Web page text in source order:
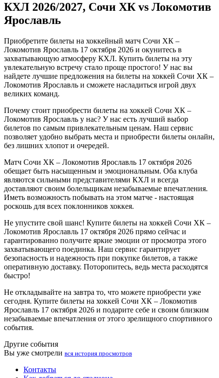
КХЛ 2026/2027, Сочи ХК vs Локомотив
Ярославль
Приобретите билеты на хоккейный матч Сочи ХК –
Локомотив Ярославль 17 октября 2026 и окунитесь в
захватывающую атмосферу КХЛ. Купить билеты на эту
увлекательную встречу стало проще простого! У нас вы
найдете лучшие предложения на билеты на хоккей Сочи ХК –
Локомотив Ярославль и сможете насладиться игрой двух
великих команд.
Почему стоит приобрести билеты на хоккей Сочи ХК –
Локомотив Ярославль у нас? У нас есть лучший выбор
билетов по самым привлекательным ценам. Наш сервис
позволяет удобно выбрать места и приобрести билеты онлайн,
без лишних хлопот и очередей.
Матч Сочи ХК – Локомотив Ярославль 17 октября 2026
обещает быть насыщенным и эмоциональным. Оба клуба
являются сильными представителями КХЛ и всегда
доставляют своим болельщикам незабываемые впечатления.
Иметь возможность побывать на этом матче - настоящая
роскошь для всех поклонников хоккея.
Не упустите свой шанс! Купите билеты на хоккей Сочи ХК –
Локомотив Ярославль 17 октября 2026 прямо сейчас и
гарантированно получите яркие эмоции от просмотра этого
захватывающего поединка. Наш сервис гарантирует
безопасность и надежность при покупке билетов, а также
оперативную доставку. Поторопитесь, ведь места расходятся
быстро!
Не откладывайте на завтра то, что можете приобрести уже
сегодня. Купите билеты на хоккей Сочи ХК – Локомотив
Ярославль 17 октября 2026 и подарите себе и своим близким
незабываемые впечатления от этого зрелищного спортивного
события.
Другие события
Вы уже смотрели вся история просмотров
Контакты